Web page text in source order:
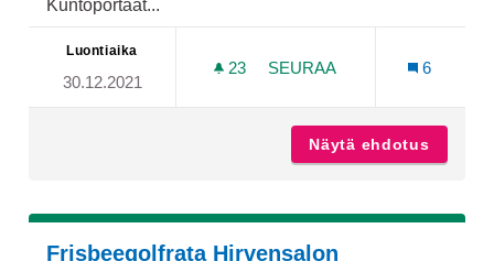
Kuntoportaat...
Luontiaika
30.12.2021
23 23 SEURAAJAA
SEURAA
6
Näytä ehdotus
Frisbeegolfrata Hirvensalon